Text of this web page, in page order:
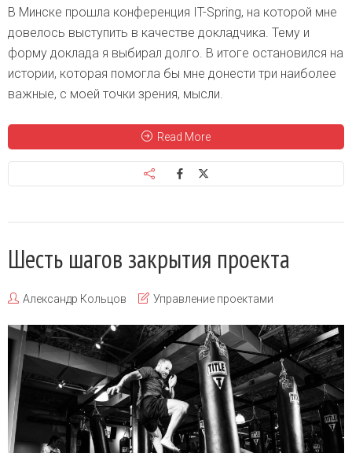
В Минске прошла конференция IT-Spring, на которой мне
довелось выступить в качестве докладчика. Тему и
форму доклада я выбирал долго. В итоге остановился на
истории, которая помогла бы мне донести три наиболее
важные, с моей точки зрения, мысли.
Read More
Шесть шагов закрытия проекта
Александр Кольцов Управление проектами